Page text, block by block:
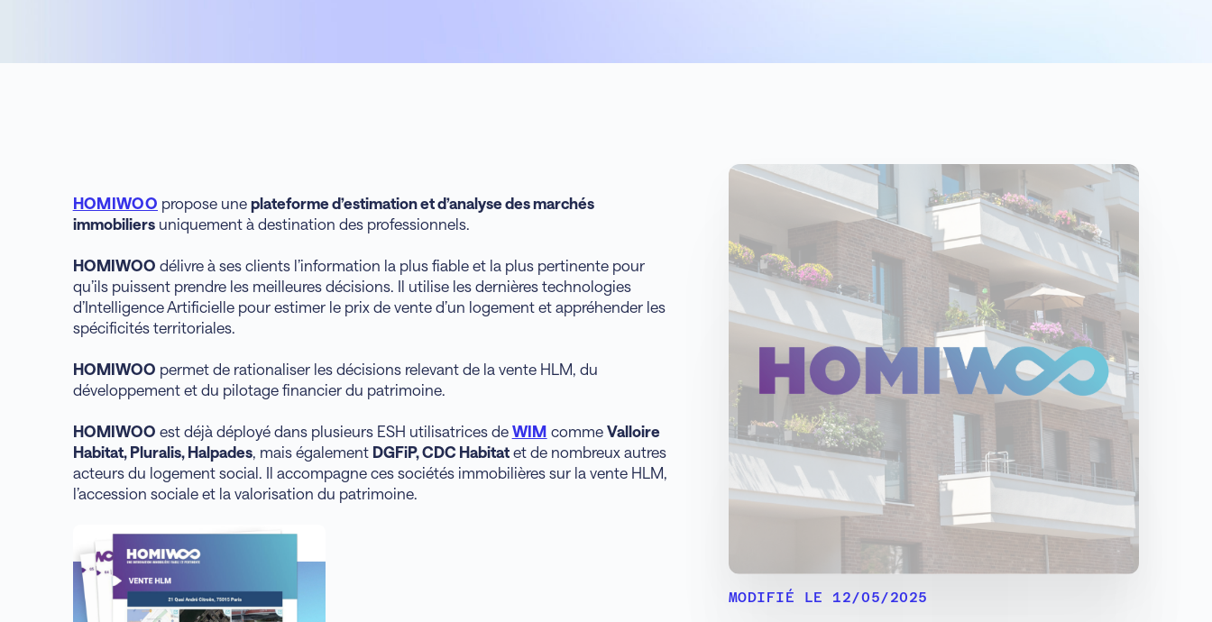
HOMIWOO propose uneplateforme d’estimation et d’analyse des marchés
immobiliersuniquement à destination des professionnels.
HOMIWOO délivre à ses clients l’information la plus fiable et la plus pertinente pour
qu’ils puissent prendre les meilleures décisions. Il utilise les dernières technologies
d’Intelligence Artificielle pour estimer le prix de vente d’un logement et appréhender les
spécificités territoriales.
HOMIWOO permet de rationaliser les décisions relevant de la vente HLM, du
développement et du pilotage financier du patrimoine.
HOMIWOO est déjà déployé dans plusieurs ESH utilisatrices de WIM comme Valloire
Habitat, Pluralis, Halpades, mais également DGFiP, CDC Habitatet de nombreux autres
acteurs du logement social. Il accompagne ces sociétés immobilières sur la vente HLM,
l’accession sociale et la valorisation du patrimoine.
MODIFIÉ LE 12/05/2025